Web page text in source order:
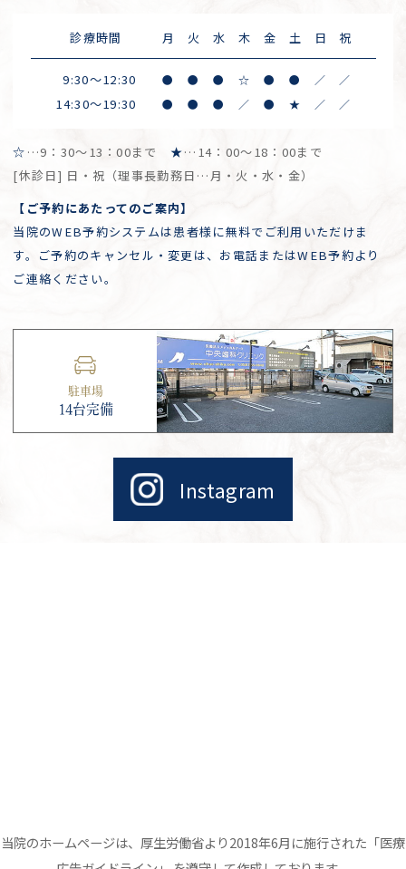
診療時間 月 火 水 木 金 土 日 祝
9:30～12:30 ● ● ● ☆ ● ● ／ ／
14:30～19:30 ● ● ● ／ ● ★ ／ ／
☆ …9：30～13：00まで★…14：00～18：00まで
[休診日] 日・祝（理事長勤務日…月・火・水・金）
【ご予約にあたってのご案内】
当院のWEB予約システムは患者様に無料でご利用いただけま
す。ご予約のキャンセル・変更は、お電話またはWEB予約より
ご連絡ください。
駐車場
14台完備
Instagram
当院のホームページは、厚生労働省より2018年6月に施行された「医療